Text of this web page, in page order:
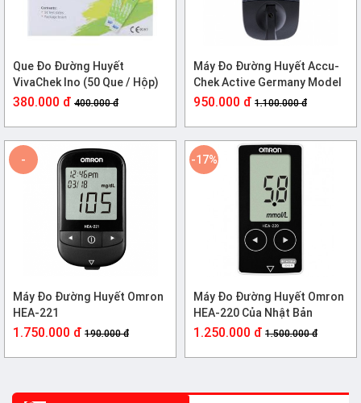
Que Đo Đường Huyết
VivaChek Ino (50 Que / Hộp)
380.000 đ 400.000 đ
Máy Đo Đường Huyết Accu-
Chek Active Germany Model
2020
950.000 đ 1.100.000 đ
Máy Đo Đường Huyết Omron
HEA-221
1.750.000 đ 190.000 đ
-
Máy Đo Đường Huyết Omron
HEA-220 Của Nhật Bản
1.250.000 đ 1.500.000 đ
-17%